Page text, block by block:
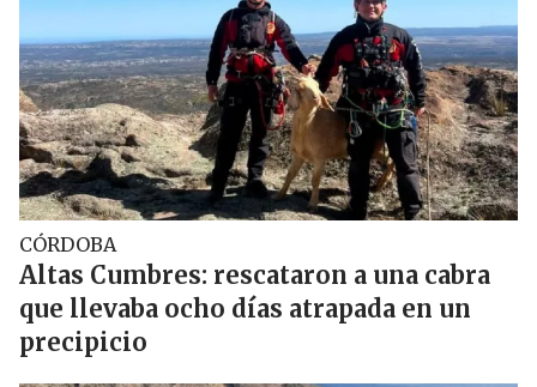
CÓRDOBA
Altas Cumbres: rescataron a una cabra
que llevaba ocho días atrapada en un
precipicio